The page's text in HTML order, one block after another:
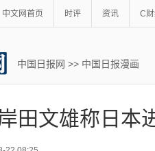
中文网首页 时评 资讯 C
中国日报网 >> 中国日报漫画
田文雄称日本